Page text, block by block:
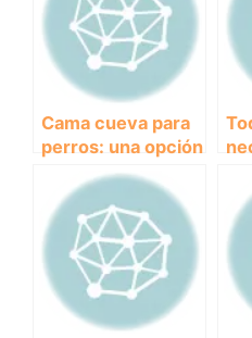
Cama cueva para
perros: una opción
cómoda y
acogedora para el
descanso de tu
mascota